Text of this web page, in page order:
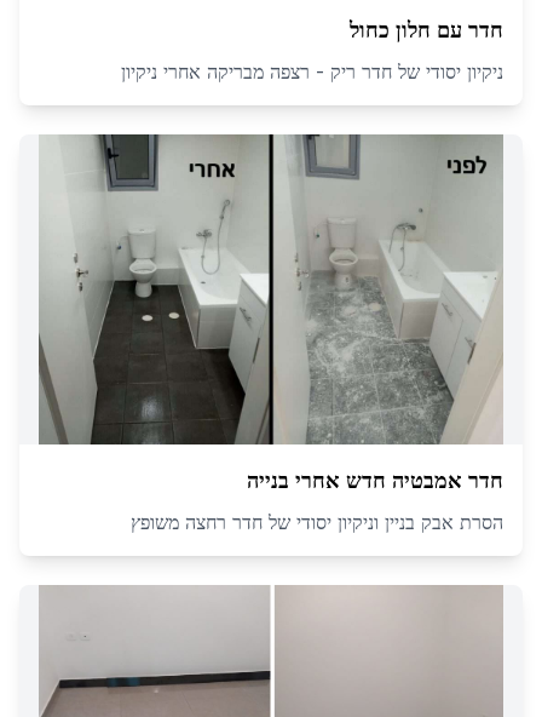
חדר עם חלון כחול
ניקיון יסודי של חדר ריק - רצפה מבריקה אחרי ניקיון
חדר אמבטיה חדש אחרי בנייה
הסרת אבק בניין וניקיון יסודי של חדר רחצה משופץ